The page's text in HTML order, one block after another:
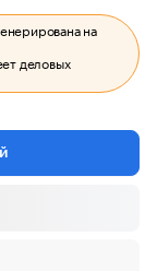
на
деловых